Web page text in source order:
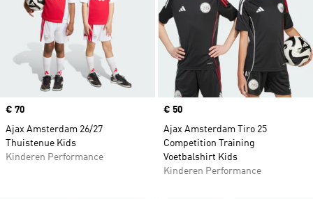
Price
€ 70
Ajax Amsterdam 26/27
Thuistenue Kids
Kinderen Performance
Price
€ 50
Ajax Amsterdam Tiro 25
Competition Training
Voetbalshirt Kids
Kinderen Performance